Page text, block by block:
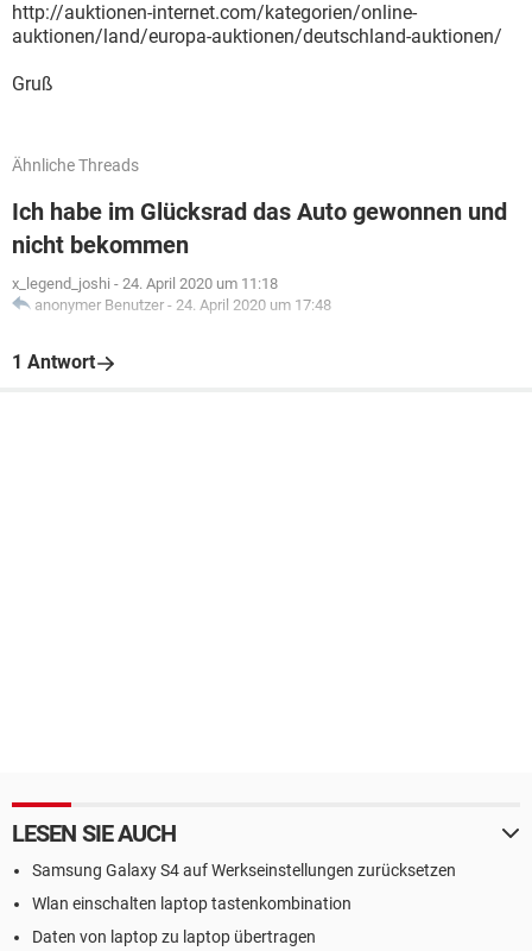
http://auktionen-internet.com/kategorien/online-
auktionen/land/europa-auktionen/deutschland-auktionen/
Gruß
Ähnliche Threads
Ich habe im Glücksrad das Auto gewonnen und
nicht bekommen
x_legend_joshi - 24. April 2020 um 11:18
anonymer Benutzer - 24. April 2020 um 17:48
1 Antwort
LESEN SIE AUCH
Samsung Galaxy S4 auf Werkseinstellungen zurücksetzen
Wlan einschalten laptop tastenkombination
Daten von laptop zu laptop übertragen